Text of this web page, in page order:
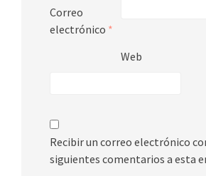
Correo
electrónico *
Web
Recibir un correo electrónico
siguientes comentarios a esta